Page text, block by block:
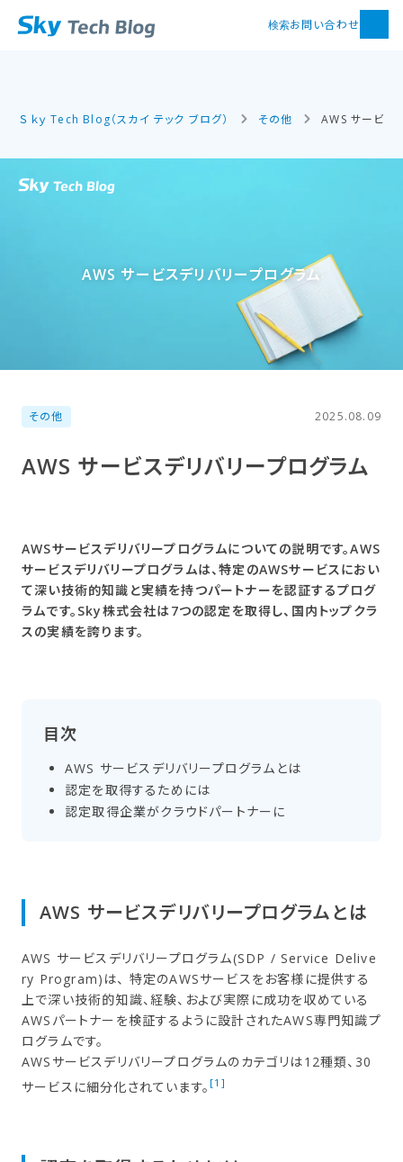
検索お問い合わせ
Ｓｋｙ Tech Blog（スカイ テック ブログ） その他 AWS サービス
AWS サービスデリバリープログラム
その他 2025.08.09
AWS サービスデリバリープログラム
AWSサービスデリバリープログラムについての説明です。AWS
サービスデリバリープログラムは、特定のAWSサービスにおい
て深い技術的知識と実績を持つパートナーを認証するプログ
ラムです。Sky株式会社は7つの認定を取得し、国内トップクラ
スの実績を誇ります。
目次
AWS サービスデリバリープログラムとは
認定を​取得する​ためには
認定取得企業が​クラウドパートナーに
AWS サービスデリバリープログラムとは
AWS サービスデリバリープログラム(SDP / Service Delive
ry Program)は、 特定のAWSサービスをお客様に提供する
上で深い技術的知識、経験、および実際に成功を収めている
AWSパートナーを検証するように設計されたAWS専門知識プ
ログラムです。
AWSサービスデリバリープログラムのカテゴリは12種類、30
サービスに細分化されています。 [1]